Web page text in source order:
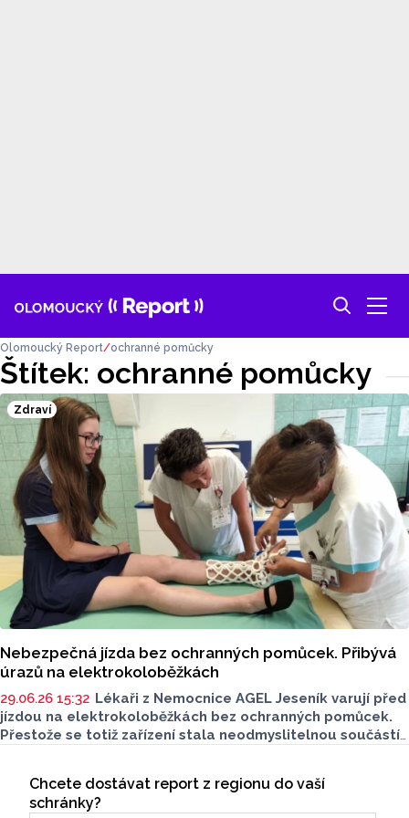
Štítek: ochranné pomůcky
Olomoucký Report ochranné pomůcky
Zdraví
Nebezpečná jízda bez ochranných pomůcek. Přibývá
úrazů na elektrokoloběžkách
29.06.26 15:32 Lékaři z Nemocnice AGEL Jeseník varují před
jízdou na elektrokoloběžkách bez ochranných pomůcek.
Přestože se totiž zařízení stala neodmyslitelnou součástí
z elektrokoloběžek přibývá. V letních měsících roste počet
zranění skokově.
Odběr newsletteru
Chcete dostávat report z regionu do vaší
schránky?